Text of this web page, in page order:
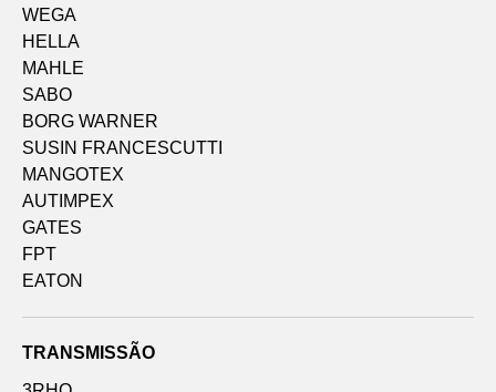
WEGA
HELLA
MAHLE
SABO
BORG WARNER
SUSIN FRANCESCUTTI
MANGOTEX
AUTIMPEX
GATES
FPT
EATON
TRANSMISSÃO